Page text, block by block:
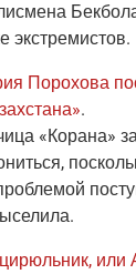
экстремистов.
Поро­хо­ва
.
«Кора­на»
или